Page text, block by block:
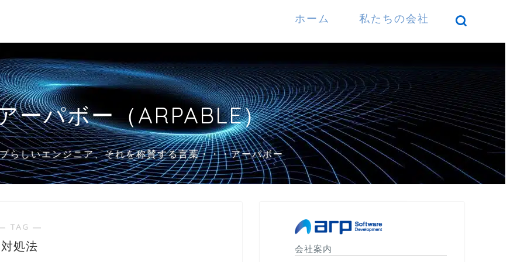
ホーム 私たちの会社
ーパボー（ARPABLE）
らしいエンジニア、それを称賛する言葉・・・アーパボー
TAG ―
対処法
会社案内